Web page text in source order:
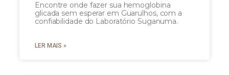
Encontre onde fazer sua hemoglobina
glicada sem esperar em Guarulhos, com a
confiabilidade do Laboratório Suganuma.
LER MAIS »